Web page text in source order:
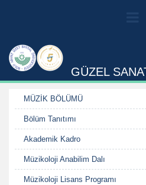
GÜZEL
MÜZİK BÖLÜMÜ
Bölüm Tanıtımı
Akademik Kadro
Müzikoloji Anabilim Dalı
Müzikoloji Lisans Programı